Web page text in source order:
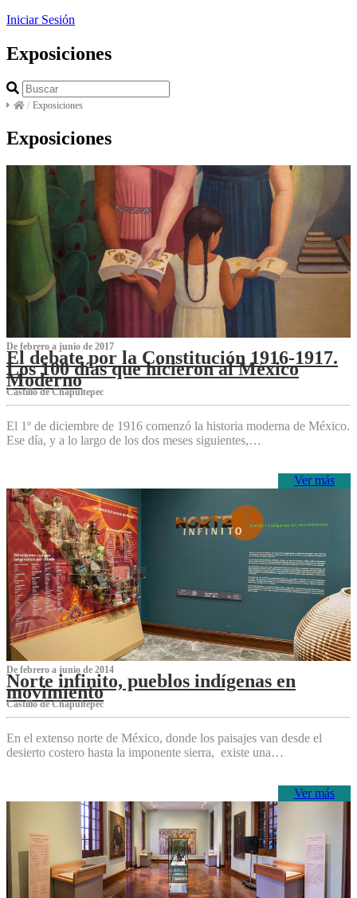
Iniciar Sesión
Exposiciones
/ Exposiciones
Exposiciones
De febrero a junio de 2017
El debate por la Constitución 1916-1917.
Los 100 días que hicieron al México
Moderno
Castillo de Chapultepec
El 1º de diciembre de 1916 comenzó la historia moderna de México.
Ese día, y a lo largo de los dos meses siguientes,…
Ver más
De febrero a junio de 2014
Norte infinito, pueblos indígenas en
movimiento
Castillo de Chapultepec
En el extenso norte de México, donde los paisajes van desde el
desierto costero hasta la imponente sierra, existe una…
Ver más